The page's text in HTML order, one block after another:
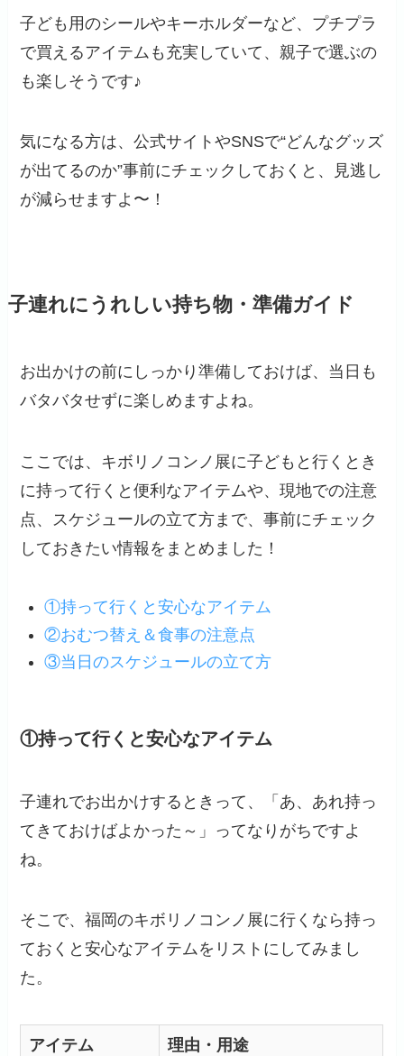
子ども用のシールやキーホルダーなど、プチプラ
で買えるアイテムも充実していて、親子で選ぶの
も楽しそうです♪
気になる方は、公式サイトやSNSで“どんなグッズ
が出てるのか”事前にチェックしておくと、見逃し
が減らせますよ〜！
子連れにうれしい持ち物・準備ガイド
お出かけの前にしっかり準備しておけば、当日も
バタバタせずに楽しめますよね。
ここでは、キボリノコンノ展に子どもと行くとき
に持って行くと便利なアイテムや、現地での注意
点、スケジュールの立て方まで、事前にチェック
しておきたい情報をまとめました！
①持って行くと安心なアイテム
②おむつ替え＆食事の注意点
③当日のスケジュールの立て方
①持って行くと安心なアイテム
子連れでお出かけするときって、「あ、あれ持っ
てきておけばよかった～」ってなりがちですよ
ね。
そこで、福岡のキボリノコンノ展に行くなら持っ
ておくと安心なアイテムをリストにしてみまし
た。
アイテム 理由・用途